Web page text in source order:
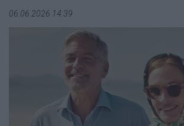
06.06.2026 14:39